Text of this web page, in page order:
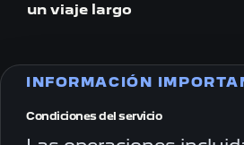
un viaje largo
INFORMACIÓN
Condiciones del servicio